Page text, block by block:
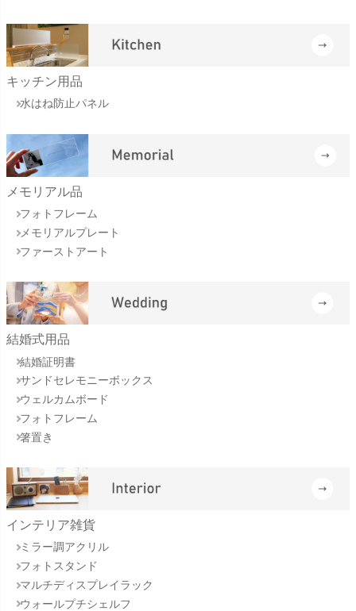
キッチン用品
水はね防止パネル
メモリアル品
フォトフレーム
メモリアルプレート
ファーストアート
結婚式用品
結婚証明書
サンドセレモニーボックス
ウェルカムボード
フォトフレーム
箸置き
インテリア雑貨
ミラー調アクリル
フォトスタンド
マルチディスプレイラック
ウォールプチシェルフ